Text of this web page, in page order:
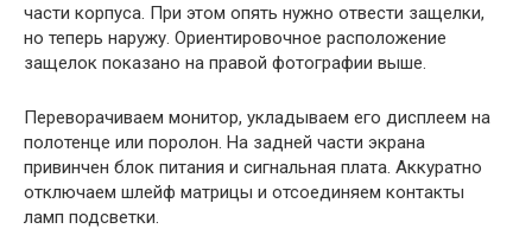
части корпуса. При этом опять нужно отвести защелки,
но теперь наружу. Ориентировочное расположение
защелок показано на правой фотографии выше.
Переворачиваем монитор, укладываем его дисплеем на
полотенце или поролон. На задней части экрана
привинчен блок питания и сигнальная плата. Аккуратно
отключаем шлейф матрицы и отсоединяем контакты
ламп подсветки.